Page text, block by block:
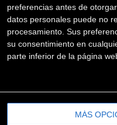
preferencias antes de
datos personales puede no
procesamiento. Sus
su consentimiento en
parte inferior de la página
MÁS